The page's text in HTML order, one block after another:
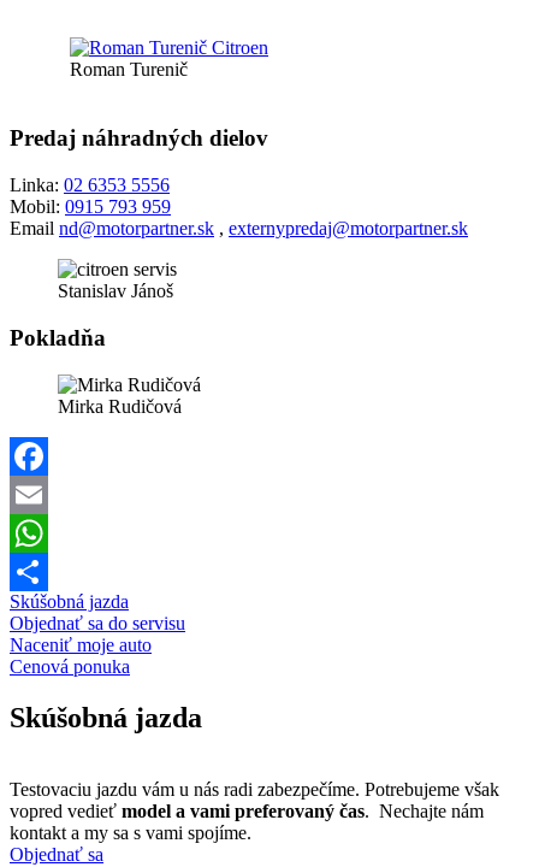
Roman Turenič
Predaj náhradných dielov
Linka: 02 6353 5556
Mobil: 0915 793 959
Email nd@motorpartner.sk , externypredaj@motorpartner.sk
Stanislav Jánoš
Pokladňa
Mirka Rudičová
Facebook
Email
WhatsApp
Share
Skúšobná jazda
Objednať sa do servisu
Naceniť moje auto
Cenová ponuka
Skúšobná jazda
Testovaciu jazdu vám u nás radi zabezpečíme. Potrebujeme však
vopred vedieť model a vami preferovaný čas. Nechajte nám
kontakt a my sa s vami spojíme.
Objednať sa